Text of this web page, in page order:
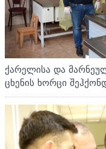
ქარელისა და
ცხენის ხორცი